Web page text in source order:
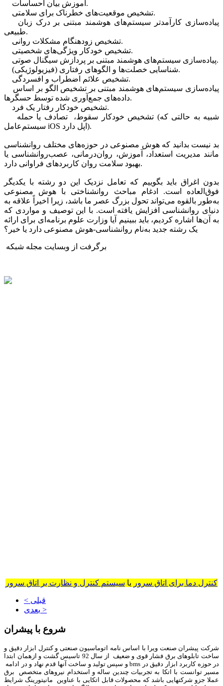
آموزش بیان احساسات.
تشخیص موقعیت‌های خطرناک برای سلامتی.
طبیعی.
تشخیص زودهنگام مشکلات روانی.
تشخیص خودکار ویژگی‌های شخصیتی.
پیاده‌سازی سیستم‌های هوشمند مبتنی بر پردازش سیگنال صوتی.
شناسایی خصلت‌ها و الگوهای رفتاری (فیزیولوژیکی).
تشخیص علائم اضطراب و افسردگی.
داده‌های جمع‌آوری شده توسط حسگر‌ها.
تشخیص خودکار رفتار یک فرد.
سیستم‌عامل iOS اپل دارد).
بد نیست بدانید که هوش مصنوعی در حوزه‌های مختلف روانشناسی
مانند مدیریت استعداد، آموزش، روان‌درمانی، عصب‌روانشناسی یا
بهبود سلامت روان کاربردهای فراوانی دارد.
بدون اغراق باید بگوییم که تعامل نزدیک این دو رشته با یکدیگر
فوق‌العاده است. ادغام مباحث روانشناختی با هوش مصنوعی
به‌طور بالقوه می‌تواند تحول بزرگ عصر ما باشد، زیرا اخیراً علاقه به
دنیای روانشناسی افزایش یافته است. با این توصیف و مواردی که
به آن‌ها اشاره کردیم، باید ببینیم آیا وزارت علوم برنامه‌ای برای ارائه
یک رشته جدید به‌نام روانشناسی-هوش‌ مصنوعی دارد یا خیر؟
برگرفت از وبسایت مجله شبکه
کنترل دما برای اتاق سرور یا سیستم کنترل و نظارت بر اتاق سرور
< قبلی
بعدی >
شروع با پیشران
شرکت پیشران صنعت ویرا با اساس نامه اتوماسیون صنعتی و کنترل ابزار دقیق و
ساخت تابلوهای برق فشار قوی و ضعیف از سال 92 تاسیس گشت و ازهمان ابتدا
در حوزه کاربرد ابزار دقیق در bms و سپس تولید و ساخت آنها قدم نهاد و در ادامه
مسیر توانست با اتکا به تجربیات چندین ساله و استخدام نیروهای متخصص برق
عملا جزو شرکتهایی باشد که محصولات قابل اتکایی با عناوین مانیتورینگ شرایط